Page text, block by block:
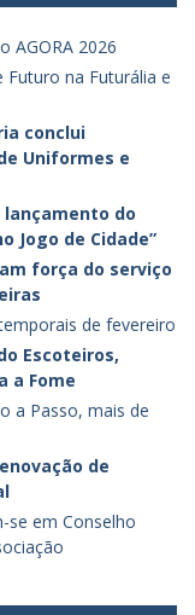
AGORA 2026
na Futurália e
conclui
Uniformes e
lançamento do
Jogo de Cidade”
força do serviço
de fevereiro
Escoteiros,
a Fome
a Passo, mais de
de
se em Conselho